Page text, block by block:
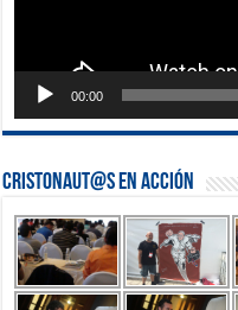
00:00
Cristonaut@s en Acción